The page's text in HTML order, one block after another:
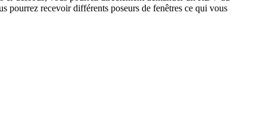
pourrez recevoir différents poseurs de fenêtres ce qui vous